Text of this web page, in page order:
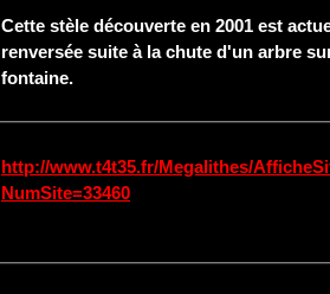
Cette stèle découverte en 2001 est
renversée suite à la chute d'un arbre
fontaine.
http://www.t4t35.fr/Megalithes/
NumSite=33460